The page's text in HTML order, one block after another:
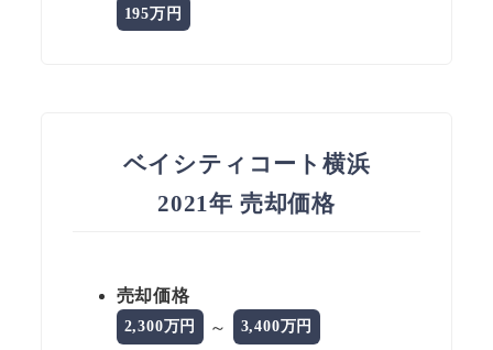
195万円
ベイシティコート横浜
2021年 売却価格
売却価格
2,300万円 ～ 3,400万円